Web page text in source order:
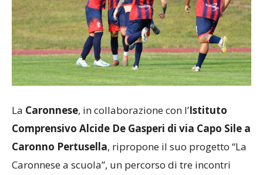
La Caronnese, in collaborazione con l’Istituto
Comprensivo Alcide De Gasperi di via Capo Sile a
Caronno Pertusella, ripropone il suo progetto “La
Caronnese a scuola”, un percorso di tre incontri